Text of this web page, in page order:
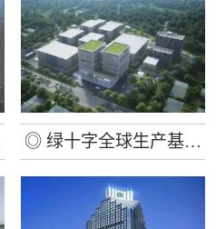
◎ 绿十字全球生产基地
及销售管理中心项目